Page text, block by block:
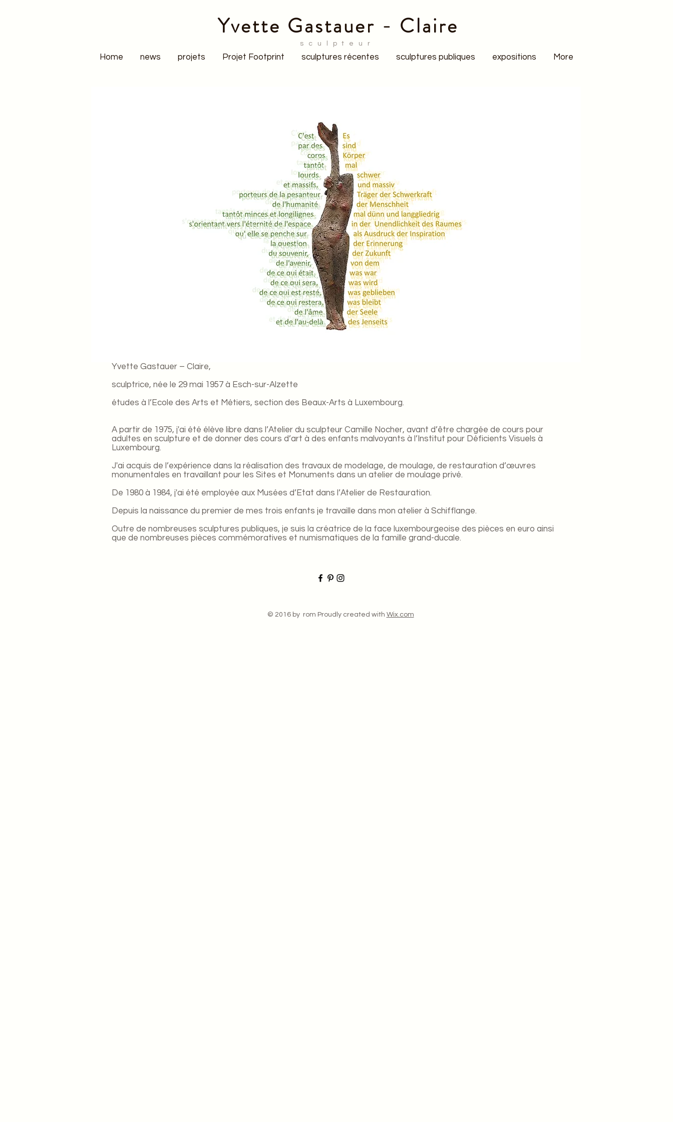
Yvette Gastauer - Claire
sculpteur
Home news projets Projet Footprint sculptures récentes sculptures publiques expositions More
Yvette Gastauer – Claire,
sculptrice, née le 29 mai 1957 à Esch-sur-Alzette
études à l’Ecole des Arts et Métiers, section des Beaux-Arts à Luxembourg.
A partir de 1975, j'ai été élève libre dans l’Atelier du sculpteur Camille Nocher, avant d’être chargée de cours pour
adultes en sculpture et de donner des cours d’art à des enfants malvoyants à l’Institut pour Déficients Visuels à
Luxembourg.
J'ai acquis de l’expérience dans la réalisation des travaux de modelage, de moulage, de restauration d’œuvres
monumentales en travaillant pour les Sites et Monuments dans un atelier de moulage privé.
De 1980 à 1984, j'ai été employée aux Musées d’Etat dans l’Atelier de Restauration.
Depuis la naissance du premier de mes trois enfants je travaille dans mon atelier à Schifflange.
Outre de nombreuses sculptures publiques, je suis la créatrice de la face luxembourgeoise des pièces en euro ainsi
que de nombreuses pièces commémoratives et numismatiques de la famille grand-ducale.
© 2016 by rom Proudly created with Wix.com